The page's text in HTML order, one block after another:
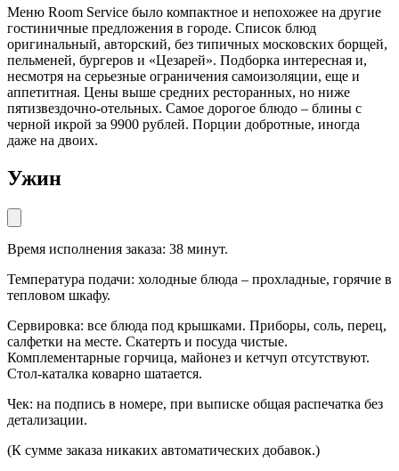
Меню Room Service было компактное и непохожее на другие
гостиничные предложения в городе. Список блюд
оригинальный, авторский, без типичных московских борщей,
пельменей, бургеров и «Цезарей». Подборка интересная и,
несмотря на серьезные ограничения самоизоляции, еще и
аппетитная. Цены выше средних ресторанных, но ниже
пятизвездочно-отельных. Самое дорогое блюдо – блины с
черной икрой за 9900 рублей. Порции добротные, иногда
даже на двоих.
Ужин
Время исполнения заказа: 38 минут.
Температура подачи: холодные блюда – прохладные, горячие в
тепловом шкафу.
Сервировка: все блюда под крышками. Приборы, соль, перец,
салфетки на месте. Скатерть и посуда чистые.
Комплементарные горчица, майонез и кетчуп отсутствуют.
Стол-каталка коварно шатается.
Чек: на подпись в номере, при выписке общая распечатка без
детализации.
(К сумме заказа никаких автоматических добавок.)